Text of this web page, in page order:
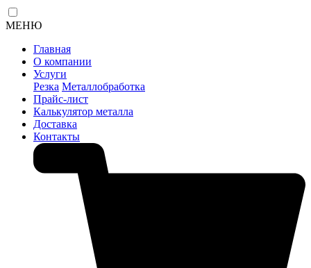
МЕНЮ
Главная
О компании
Услуги
Резка Металлобработка
Прайс-лист
Калькулятор металла
Доставка
Контакты